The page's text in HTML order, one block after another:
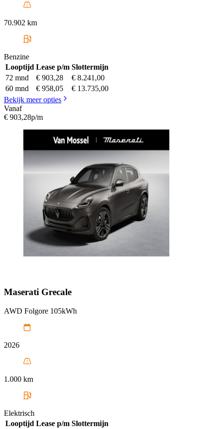
70.902 km
Benzine
Looptijd Lease p/m Slottermijn
72 mnd
€ 903,28
€ 8.241,00
60 mnd
€ 958,05
€ 13.735,00
Bekijk meer opties
Vanaf
€ 903,28p/m
Maserati Grecale
AWD Folgore 105kWh
2026
1.000 km
Elektrisch
Looptijd Lease p/m Slottermijn